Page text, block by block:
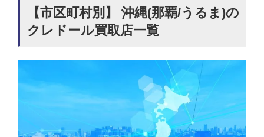
【市区町村別】 沖縄(那覇/うるま)の
クレドール買取店一覧